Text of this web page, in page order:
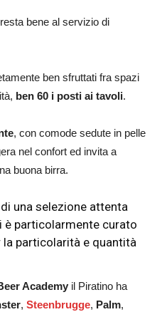
bene al servizio di
ben sfruttati fra spazi
ben 60 i posti ai tavoli.
, con comode sedute in pelle
nel confort ed invita a
buona birra.
una selezione attenta
è particolarmente curato
la particolarità e quantità
Academy il Piratino ha
, Steenbrugge, Palm,